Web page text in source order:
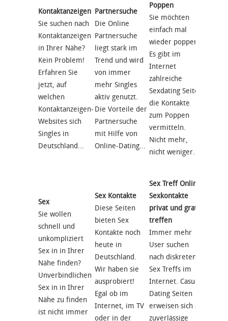
Kontaktanzeigen
Sie suchen nach
Kontaktanzeigen
in Ihrer Nähe?
Kein Problem!
Erfahren Sie
jetzt, auf
welchen
Kontaktanzeigen-
Websites sich
Singles in
Deutschland...
Partnersuche
Die Online
Partnersuche
liegt stark im
Trend und wird
von immer
mehr Singles
aktiv genutzt.
Die Vorteile der
Partnersuche
mit Hilfe von
Online-Dating...
Poppen
Sie möchten
einfach mal
wieder poppen?
Es gibt im
Internet
zahlreiche
Sexdating Seiten
die Kontakte
zum Poppen
vermitteln.
Nicht mehr,
nicht weniger...
Sex
Sie wollen
schnell und
unkompliziert
Sex in in Ihrer
Nähe finden?
Unverbindlichen
Sex in in Ihrer
Nähe zu finden
ist nicht immer
Sex Kontakte
Diese Seiten
bieten Sex
Kontakte noch
heute in
Deutschland.
Wir haben sie
ausprobiert!
Egal ob im
Internet, im TV
oder in der
Sex Treff Online:
Sexkontakte
privat und gratis
treffen
Immer mehr
User suchen
nach diskreten
Sex Treffs im
Internet. Casual
Dating Seiten
erweisen sich als
zuverlässige